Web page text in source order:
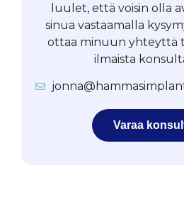
luulet, että voisin olla
sinua vastaamalla
ottaa minuun yhteyttä
ilmaista
Varaa